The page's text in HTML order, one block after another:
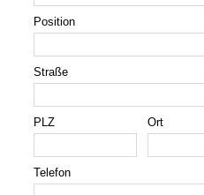
Position
Straße
PLZ Ort
Telefon